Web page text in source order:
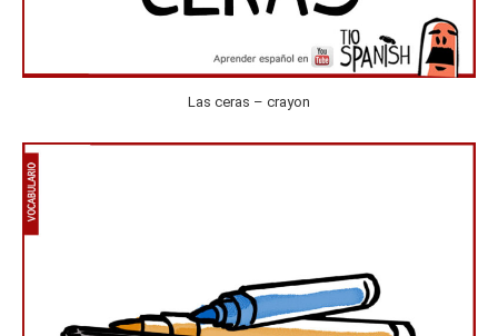
Las ceras – crayon